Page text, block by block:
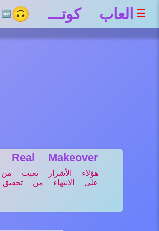
☰ العاب كوتـــ 🙃 🆕 الألعاب الجديدة
Real Makeover
هؤلاء الأشرار تعبت
على الانتهاء من